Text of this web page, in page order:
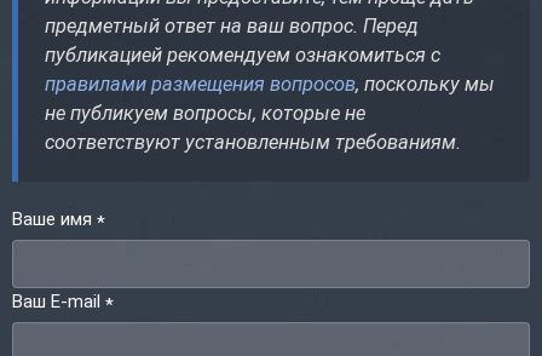
предметный ответ на ваш вопрос. Перед
публикацией рекомендуем ознакомиться с
правилами размещения вопросов, поскольку мы
не публикуем вопросы, которые не
соответствуют установленным требованиям.
Ваше имя *
Ваш E-mail *